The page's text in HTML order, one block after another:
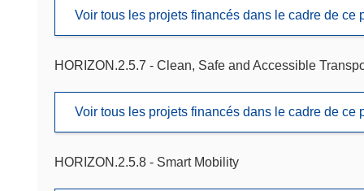
Voir tous les projets financés dans le cadre de ce
HORIZON.2.5.7 - Clean, Safe and Accessible
Voir tous les projets financés dans le cadre de ce
HORIZON.2.5.8 - Smart Mobility